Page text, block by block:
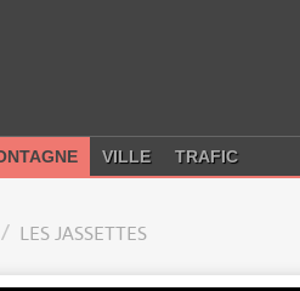
VILLE TRAFIC
LES JASSETTES